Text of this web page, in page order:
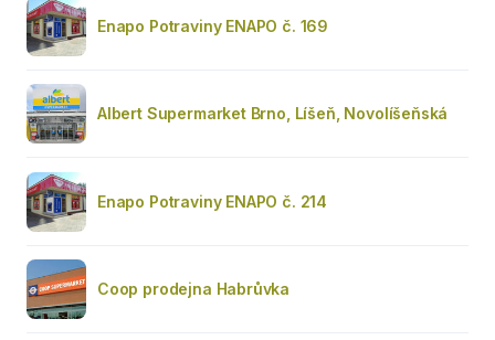
Enapo Potraviny ENAPO č. 169
Albert Supermarket Brno, Líšeň, Novolíšeňská
Enapo Potraviny ENAPO č. 214
Coop prodejna Habrůvka